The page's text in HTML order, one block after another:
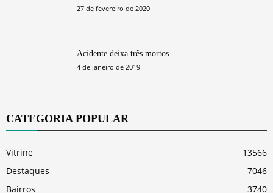
27 de fevereiro de 2020
Acidente deixa três mortos
4 de janeiro de 2019
CATEGORIA POPULAR
Vitrine
13566
Destaques
7046
Bairros
3740